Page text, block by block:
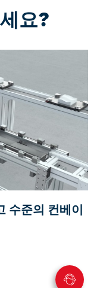
요?
수준의 컨베이